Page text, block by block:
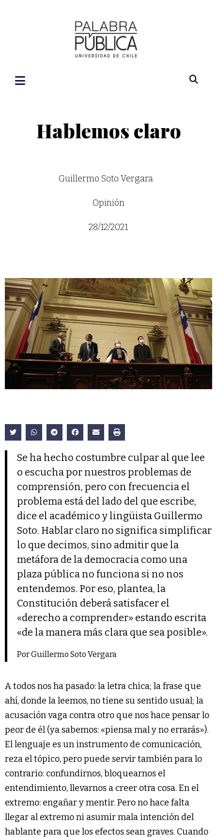
Hablemos claro
Guillermo Soto Vergara
Opinión
28/12/2021
Se ha hecho costumbre culpar al que lee
o escucha por nuestros problemas de
comprensión, pero con frecuencia el
problema está del lado del que escribe,
dice el académico y lingüista Guillermo
Soto. Hablar claro no significa simplificar
lo que decimos, sino admitir que la
metáfora de la democracia como una
plaza pública no funciona si no nos
entendemos. Por eso, plantea, la
Constitución deberá satisfacer el
«derecho a comprender» estando escrita
«de la manera más clara que sea posible».
Por Guillermo Soto Vergara
A todos nos ha pasado: la letra chica; la frase que
ahí, donde la leemos, no tiene su sentido usual; la
acusación vaga contra otro que nos hace pensar lo
peor de él (ya sabemos: «piensa mal y no errarás»).
El lenguaje es un instrumento de comunicación,
reza el tópico, pero puede servir también para lo
contrario: confundirnos, bloquearnos el
entendimiento, llevarnos a creer otra cosa. En el
extremo: engañar y mentir. Pero no hace falta
llegar al extremo ni asumir mala intención del
hablante para que los efectos sean graves. Cuando